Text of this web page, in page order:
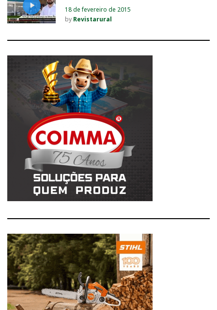
18 de fevereiro de 2015
by Revistarural